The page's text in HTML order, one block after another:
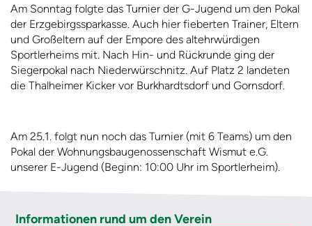
Am Sonntag folgte das Turnier der G-Jugend um den Pokal
der Erzgebirgssparkasse. Auch hier fieberten Trainer, Eltern
und Großeltern auf der Empore des altehrwürdigen
Sportlerheims mit. Nach Hin- und Rückrunde ging der
Siegerpokal nach Niederwürschnitz. Auf Platz 2 landeten
die Thalheimer Kicker vor Burkhardtsdorf und Gornsdorf.
Am 25.1. folgt nun noch das Turnier (mit 6 Teams) um den
Pokal der Wohnungsbaugenossenschaft Wismut e.G.
unserer E-Jugend (Beginn: 10:00 Uhr im Sportlerheim).
Informationen rund um den Verein